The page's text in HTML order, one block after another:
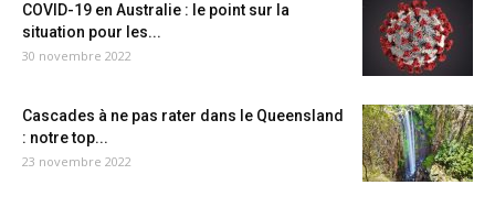
COVID-19 en Australie : le point sur la
situation pour les...
30 novembre 2022
Cascades à ne pas rater dans le Queensland
: notre top...
23 novembre 2022